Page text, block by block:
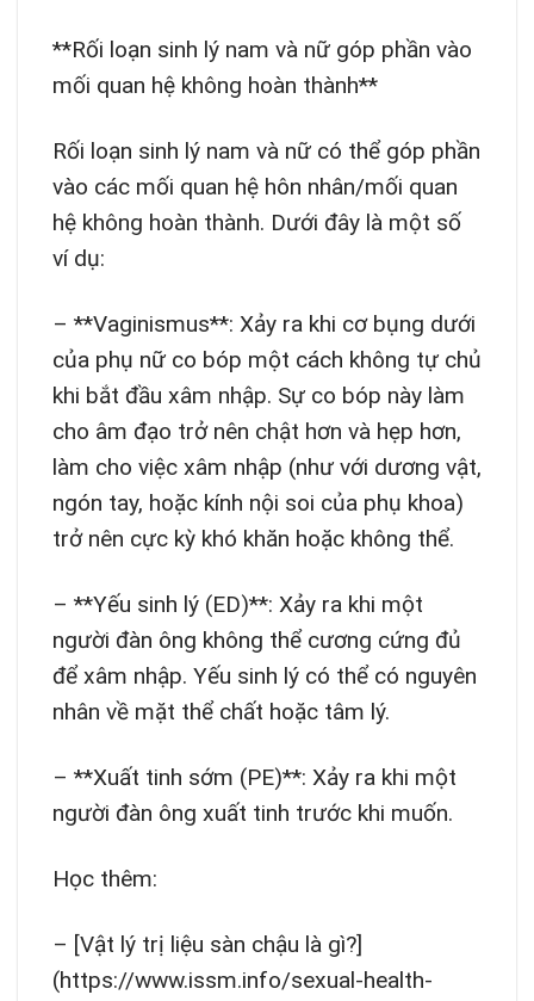
**Rối loạn sinh lý nam và nữ góp phần vào
mối quan hệ không hoàn thành**
Rối loạn sinh lý nam và nữ có thể góp phần
vào các mối quan hệ hôn nhân/mối quan
hệ không hoàn thành. Dưới đây là một số
ví dụ:
– **Vaginismus**: Xảy ra khi cơ bụng dưới
của phụ nữ co bóp một cách không tự chủ
khi bắt đầu xâm nhập. Sự co bóp này làm
cho âm đạo trở nên chật hơn và hẹp hơn,
làm cho việc xâm nhập (như với dương vật,
ngón tay, hoặc kính nội soi của phụ khoa)
trở nên cực kỳ khó khăn hoặc không thể.
– **Yếu sinh lý (ED)**: Xảy ra khi một
người đàn ông không thể cương cứng đủ
để xâm nhập. Yếu sinh lý có thể có nguyên
nhân về mặt thể chất hoặc tâm lý.
– **Xuất tinh sớm (PE)**: Xảy ra khi một
người đàn ông xuất tinh trước khi muốn.
Học thêm:
– [Vật lý trị liệu sàn chậu là gì?]
(https://www.issm.info/sexual-health-